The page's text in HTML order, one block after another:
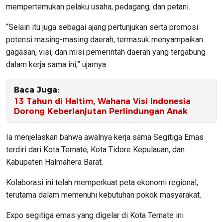
mempertemukan pelaku usaha, pedagang, dan petani.
“Selain itu juga sebagai ajang pertunjukan serta promosi
potensi masing-masing daerah, termasuk menyampaikan
gagasan, visi, dan misi pemerintah daerah yang tergabung
dalam kerja sama ini,” ujarnya.
Baca Juga:
13 Tahun di Haltim, Wahana Visi Indonesia
Dorong Keberlanjutan Perlindungan Anak
Ia menjelaskan bahwa awalnya kerja sama Segitiga Emas
terdiri dari Kota Ternate, Kota Tidore Kepulauan, dan
Kabupaten Halmahera Barat.
Kolaborasi ini telah memperkuat peta ekonomi regional,
terutama dalam memenuhi kebutuhan pokok masyarakat.
Expo segitiga emas yang digelar di Kota Ternate ini